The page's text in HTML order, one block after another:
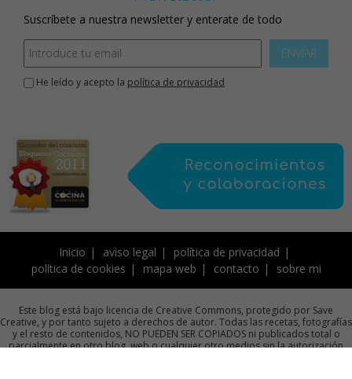
Suscríbete a nuestra newsletter y enterate de todo
ENVIAR
He leído y acepto la política de privacidad
Inicio aviso legal
política de privacidad
política de cookies
mapa web contacto sobre mi
Este blog está bajo licencia de Creative Commons, protegido por Save
Creative, y por tanto sujeto a derechos de autor. Todas las recetas, fotografías
y el resto de contenidos, NO PUEDEN SER COPIADOS ni publicados total o
parcialmente en otro blog, web o cualquier otro medios sin la autorización